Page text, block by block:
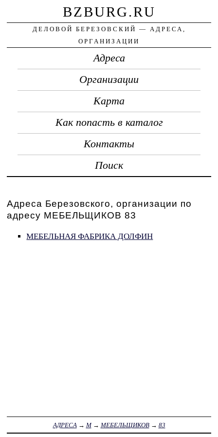
BZBURG.RU
ДЕЛОВОЙ БЕРЕЗОВСКИЙ — АДРЕСА,
ОРГАНИЗАЦИИ
Адреса
Организации
Карта
Как попасть в каталог
Контакты
Поиск
Адреса Березовского, организации по
адресу МЕБЕЛЬЩИКОВ 83
МЕБЕЛЬНАЯ ФАБРИКА ДОЛФИН
АДРЕСА → М→ МЕБЕЛЬЩИКОВ→ 83